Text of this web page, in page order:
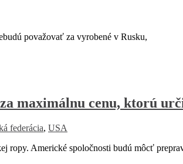
považovať za vyrobené v Rusku,
maximálnu cenu, ktorú
federácia, USA
ropy. Americké spoločnosti budú môcť